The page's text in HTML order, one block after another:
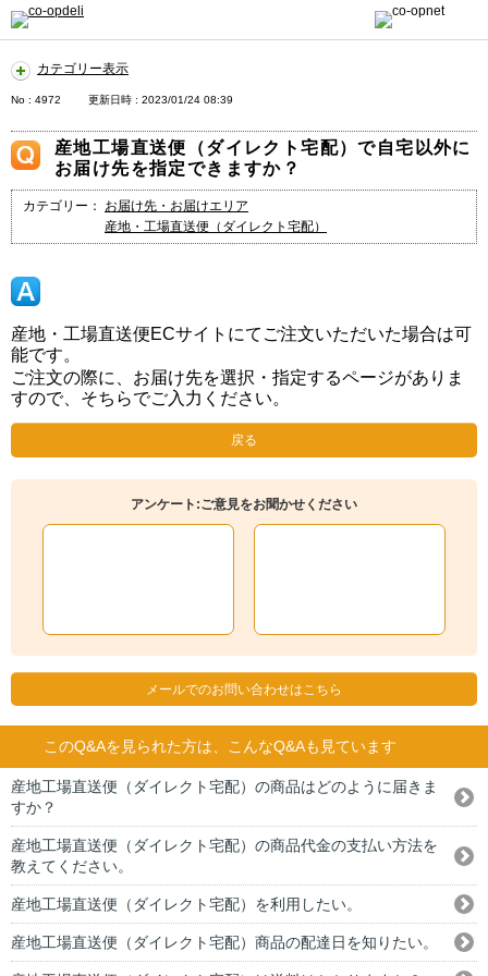
カテゴリー表示
No : 4972 更新日時 : 2023/01/24 08:39
産地工場直送便（ダイレクト宅配）で自宅以外に
お届け先を指定できますか？
カテゴリー：
お届け先・お届けエリア
産地・工場直送便（ダイレクト宅配）
産地・工場直送便ECサイトにてご注文いただいた場合は可
能です。
ご注文の際に、お届け先を選択・指定するページがありま
すので、そちらでご入力ください。
戻る
アンケート:ご意見をお聞かせください
メールでのお問い合わせはこちら
このQ&Aを見られた方は、こんなQ&Aも見ています
産地工場直送便（ダイレクト宅配）の商品はどのように届きま
すか？
産地工場直送便（ダイレクト宅配）の商品代金の支払い方法を
教えてください。
産地工場直送便（ダイレクト宅配）を利用したい。
産地工場直送便（ダイレクト宅配）商品の配達日を知りたい。